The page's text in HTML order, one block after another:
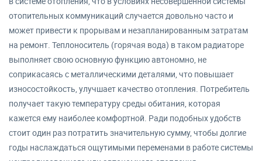
отопительных коммуникаций случается довольно часто и
может привести к прорывам и незапланированным затратам
на ремонт. Теплоноситель (горячая вода) в таком радиаторе
выполняет свою основную функцию автономно, не
соприкасаясь с металлическими деталями, что повышает
износостойкость, улучшает качество отопления. Потребитель
получает такую температуру среды обитания, которая
кажется ему наиболее комфортной. Ради подобных удобств
стоит один раз потратить значительную сумму, чтобы долгие
годы наслаждаться ощутимыми переменами в работе системы